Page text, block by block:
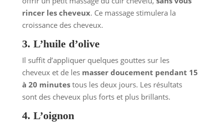
rincer les cheveux. Ce massage stimulera la
croissance des cheveux.
3. L’huile d’olive
Il suffit d’appliquer quelques gouttes sur les
cheveux et de les masser doucement pendant 15
à 20 minutestous les deux jours. Les résultats
sont des cheveux plus forts et plus brillants.
4. L’oignon